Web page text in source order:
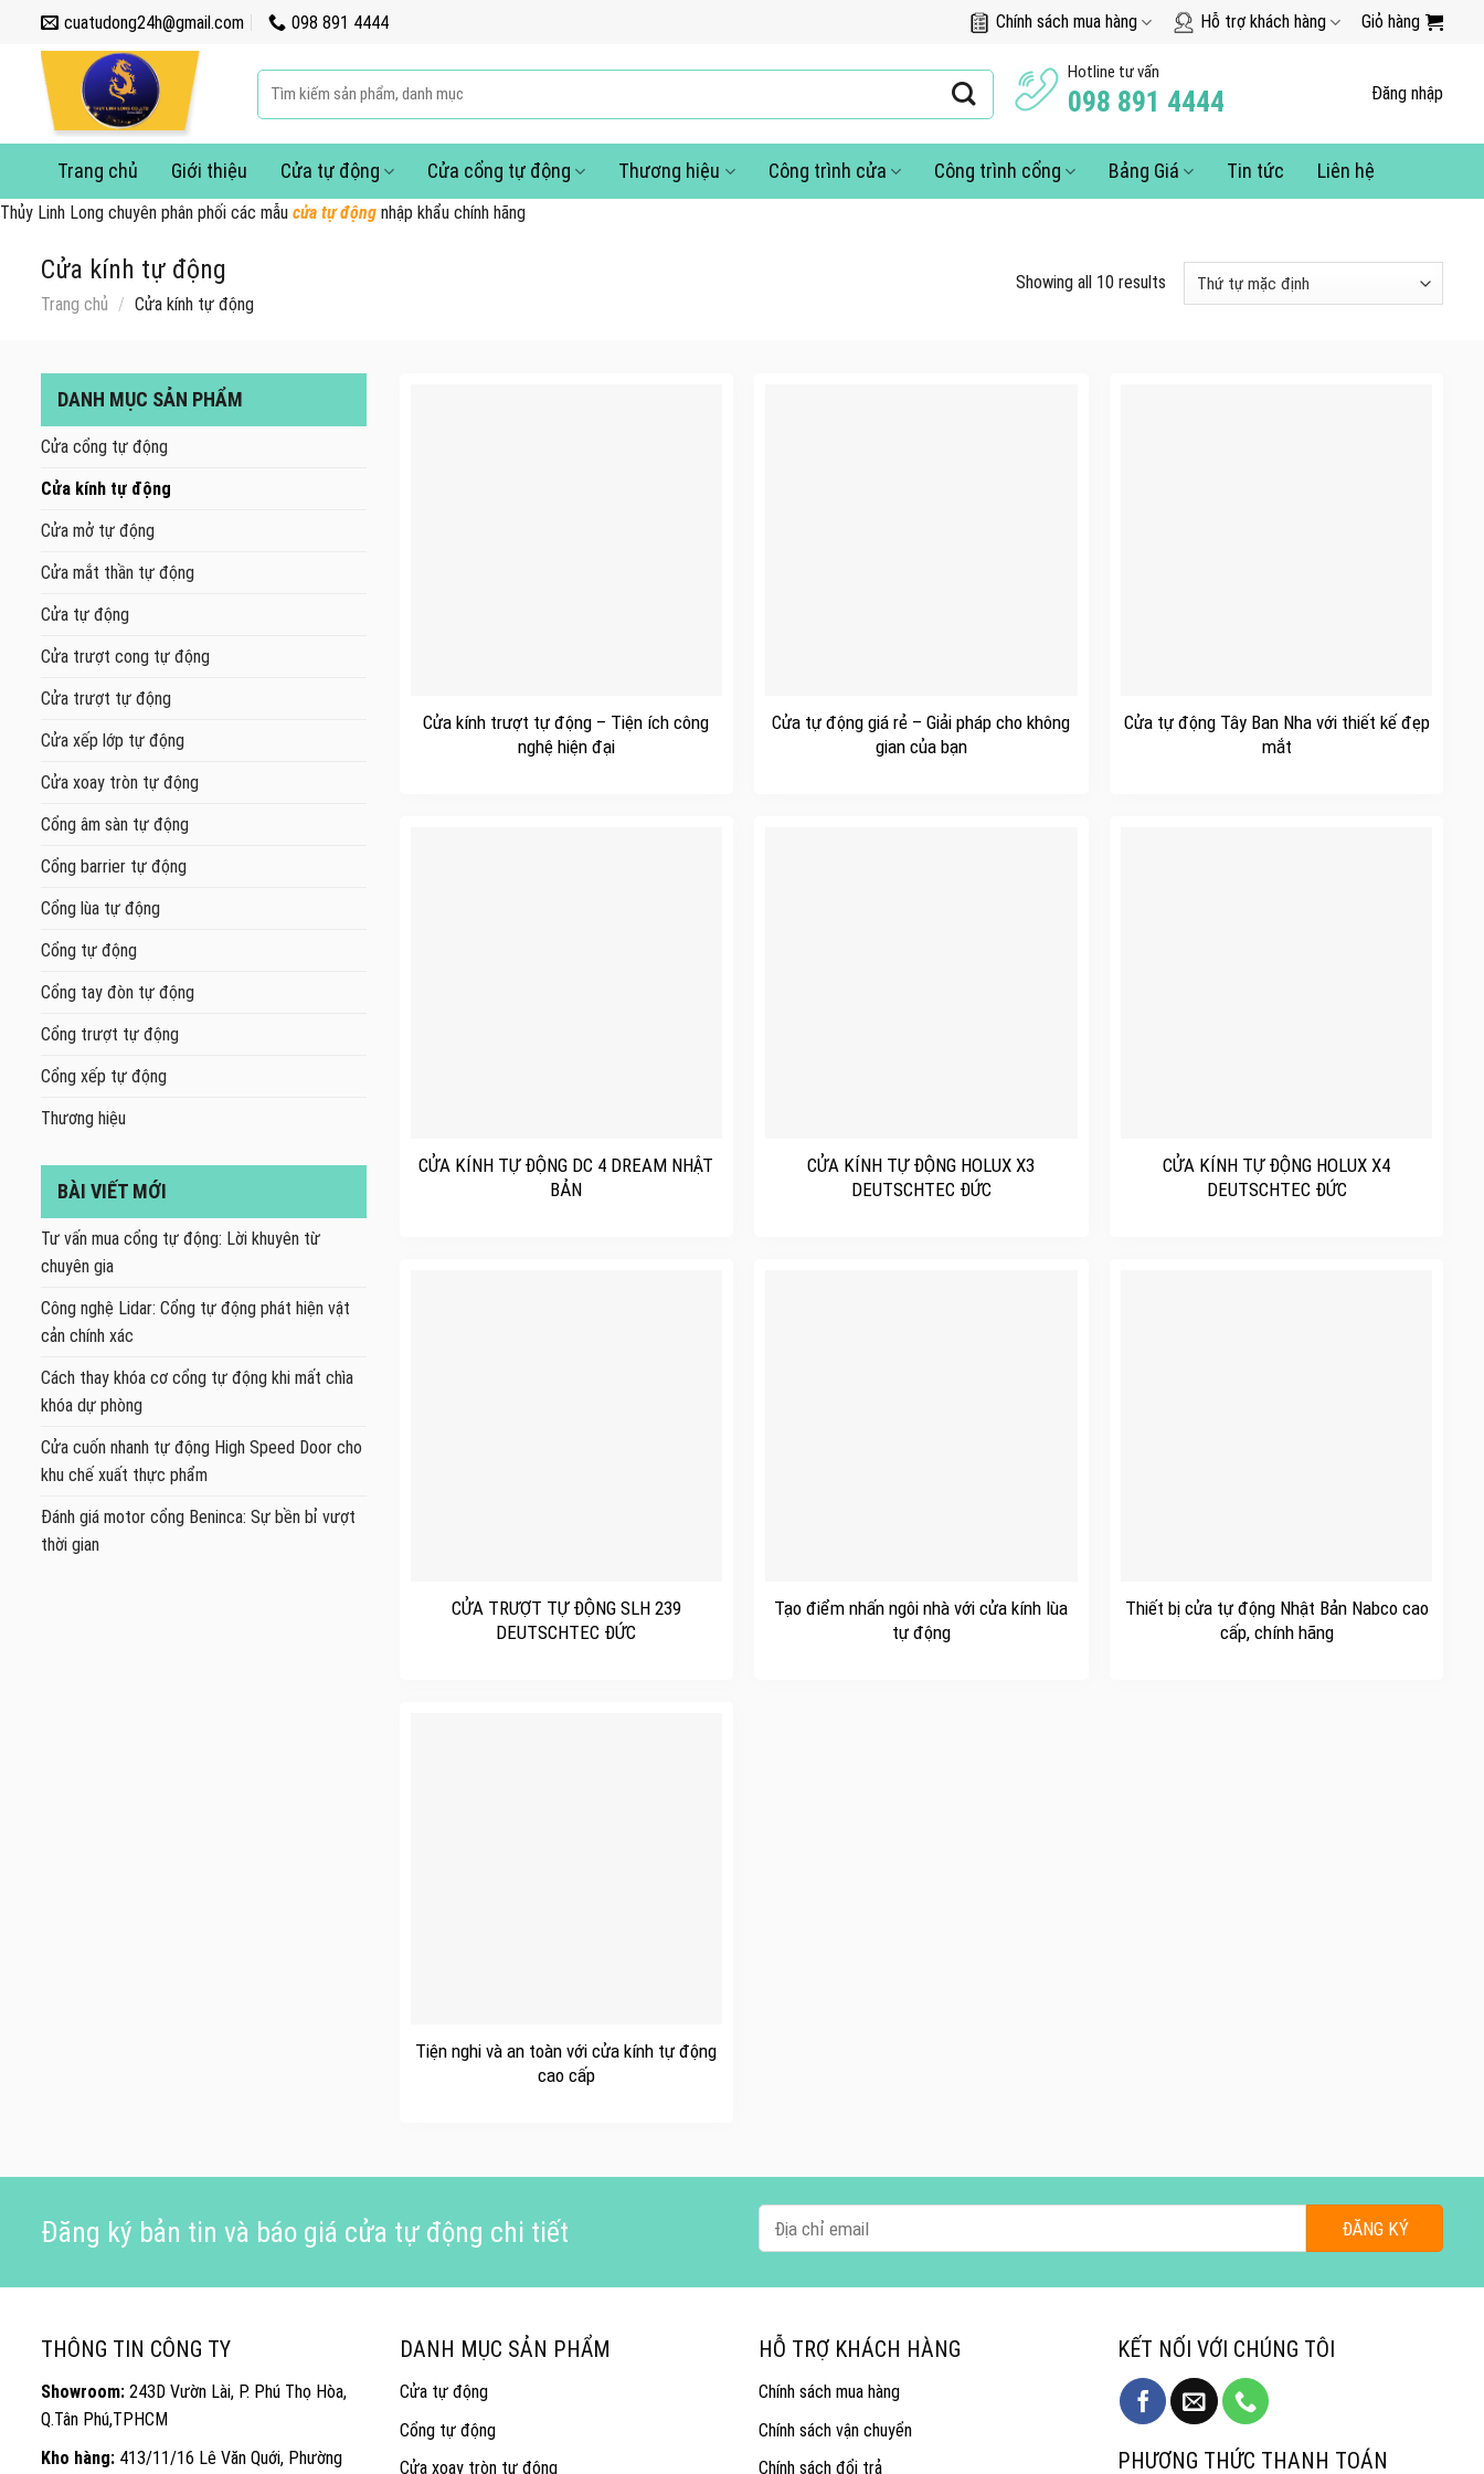
content
cuatudong24h@gmail.com 098 891 4444 Chính sách mua hàng Hỗ trợ khách hàng Giỏ hàng
kiếm:
Hotline tư vấn
098 891 4444 Đăng nhập
Trang chủ Giới thiệu Cửa tự động Cửa cổng tự động Thương hiệu Công trình cửa Công trình cổng Bảng Giá Tin tức Liên hệ
Thủy Linh Long chuyên phân phối các mẫu cửa tự động nhập khẩu chính hãng
Cửa kính tự động
Trang chủ / Cửa kính tự động
Showing all 10 results
DANH MỤC SẢN PHẨM
Cửa cổng tự động
Cửa kính tự động
Cửa mở tự động
Cửa mắt thần tự động
Cửa tự động
Cửa trượt cong tự động
Cửa trượt tự động
Cửa xếp lớp tự động
Cửa xoay tròn tự động
Cổng âm sàn tự động
Cổng barrier tự động
Cổng lùa tự động
Cổng tự động
Cổng tay đòn tự động
Cổng trượt tự động
Cổng xếp tự động
Thương hiệu
BÀI VIẾT MỚI
Tư vấn mua cổng tự động: Lời khuyên từ
chuyên gia
Công nghệ Lidar: Cổng tự động phát hiện vật
cản chính xác
Cách thay khóa cơ cổng tự động khi mất chìa
khóa dự phòng
Cửa cuốn nhanh tự động High Speed Door cho
khu chế xuất thực phẩm
Đánh giá motor cổng Beninca: Sự bền bỉ vượt
thời gian
Cửa kính trượt tự động – Tiện ích công
nghệ hiện đại
Cửa tự động giá rẻ – Giải pháp cho không
gian của bạn
Cửa tự động Tây Ban Nha với thiết kế đẹp
mắt
CỬA KÍNH TỰ ĐỘNG DC 4 DREAM NHẬT
BẢN
CỬA KÍNH TỰ ĐỘNG HOLUX X3
DEUTSCHTEC ĐỨC
CỬA KÍNH TỰ ĐỘNG HOLUX X4
DEUTSCHTEC ĐỨC
CỬA TRƯỢT TỰ ĐỘNG SLH 239
DEUTSCHTEC ĐỨC
Tạo điểm nhấn ngôi nhà với cửa kính lùa
tự động
Thiết bị cửa tự động Nhật Bản Nabco cao
cấp, chính hãng
Tiện nghi và an toàn với cửa kính tự động
cao cấp
Đăng ký bản tin và báo giá cửa tự động chi tiết
THÔNG TIN CÔNG TY
Showroom: 243D Vườn Lài, P. Phú Thọ Hòa,
Q.Tân Phú,TPHCM
Kho hàng: 413/11/16 Lê Văn Quới, Phường
DANH MỤC SẢN PHẨM
Cửa tự động
Cổng tự động
Cửa xoay tròn tự động
HỖ TRỢ KHÁCH HÀNG
Chính sách mua hàng
Chính sách vận chuyển
Chính sách đổi trả
KẾT NỐI VỚI CHÚNG TÔI
PHƯƠNG THỨC THANH TOÁN